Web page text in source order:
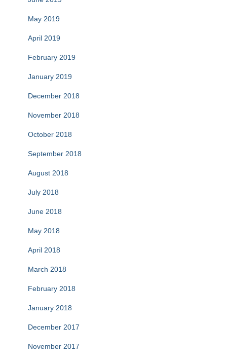
May 2019
April 2019
February 2019
January 2019
December 2018
November 2018
October 2018
September 2018
August 2018
July 2018
June 2018
May 2018
April 2018
March 2018
February 2018
January 2018
December 2017
November 2017